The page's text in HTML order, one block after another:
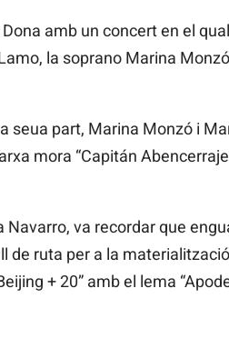
amb un concert en el
la soprano Marina
seua part, Marina Monzó i
mora “Capitán
Navarro, va recordar que
de ruta per a la
+ 20” amb el lema